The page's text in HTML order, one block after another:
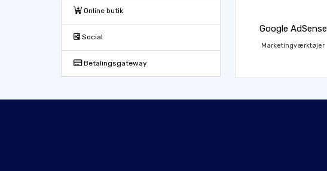
Online butik
Social
Betalingsgateway
Google AdSense
Marketingværktøjer